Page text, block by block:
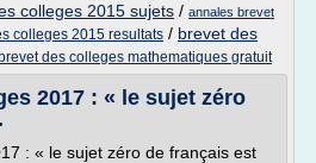
colleges 2015 sujets / annales brevet
colleges 2015 resultats / brevet des
des colleges mathematiques gratuit
2017 : « le sujet zéro
: « le sujet zéro de français est